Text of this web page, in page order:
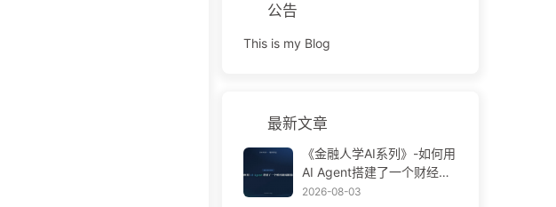
公告
This is my Blog
最新文章
《金融人学AI系列》-如何用
AI Agent搭建了一个财经新
闻播报员
2026-08-03